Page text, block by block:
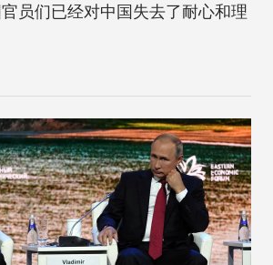
员们已经对中国失去了耐心和理